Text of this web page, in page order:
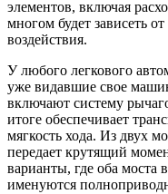
элементов, включая
многом будет зависеть
воздействия.
У любого легкового
уже видавшие свое
включают систему
итоге обеспечивает
мягкость хода. Из двух
передает крутящий
варианты, где оба
именуются